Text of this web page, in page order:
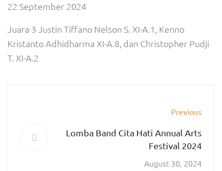
22 September 2024
Juara 3 Justin Tiffano Nelson S. XI-A.1, Kenno
Kristanto Adhidharma XI-A.8, dan Christopher Pudji
T. XI-A.2
Previous
Lomba Band Cita Hati Annual Arts
Festival 2024
August 30, 2024